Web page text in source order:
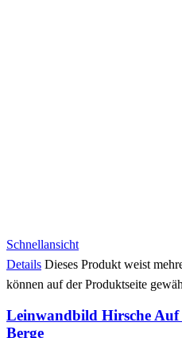
Schnellansicht
Details Dieses Produkt weist
können auf der Produktseite
Leinwandbild Hirsche
Berge